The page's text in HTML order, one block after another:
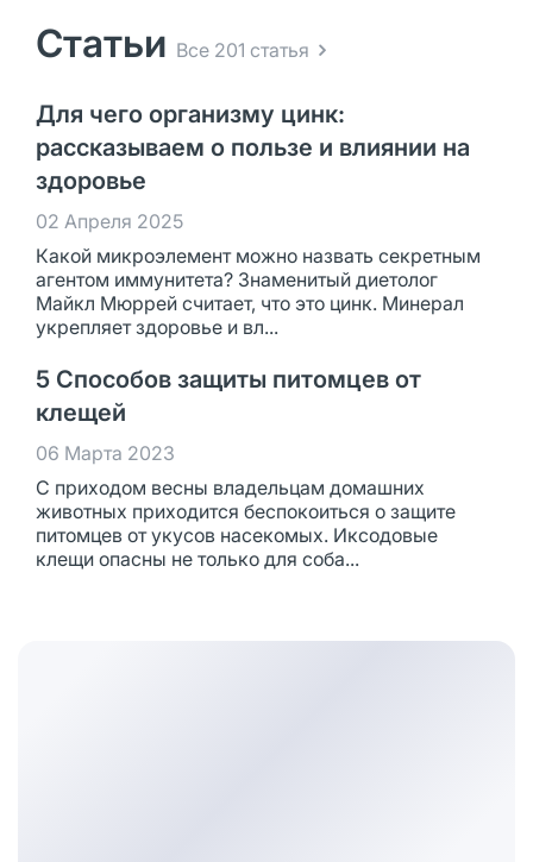
Статьи Все 201 статья
Для чего организму цинк:
рассказываем о пользе и влиянии на
здоровье
02 Апреля 2025
Какой микроэлемент можно назвать секретным
агентом иммунитета? Знаменитый диетолог
Майкл Мюррей считает, что это цинк. Минерал
укрепляет здоровье и вл...
5 Способов защиты питомцев от
клещей
06 Марта 2023
С приходом весны владельцам домашних
животных приходится беспокоиться о защите
питомцев от укусов насекомых. Иксодовые
клещи опасны не только для соба...